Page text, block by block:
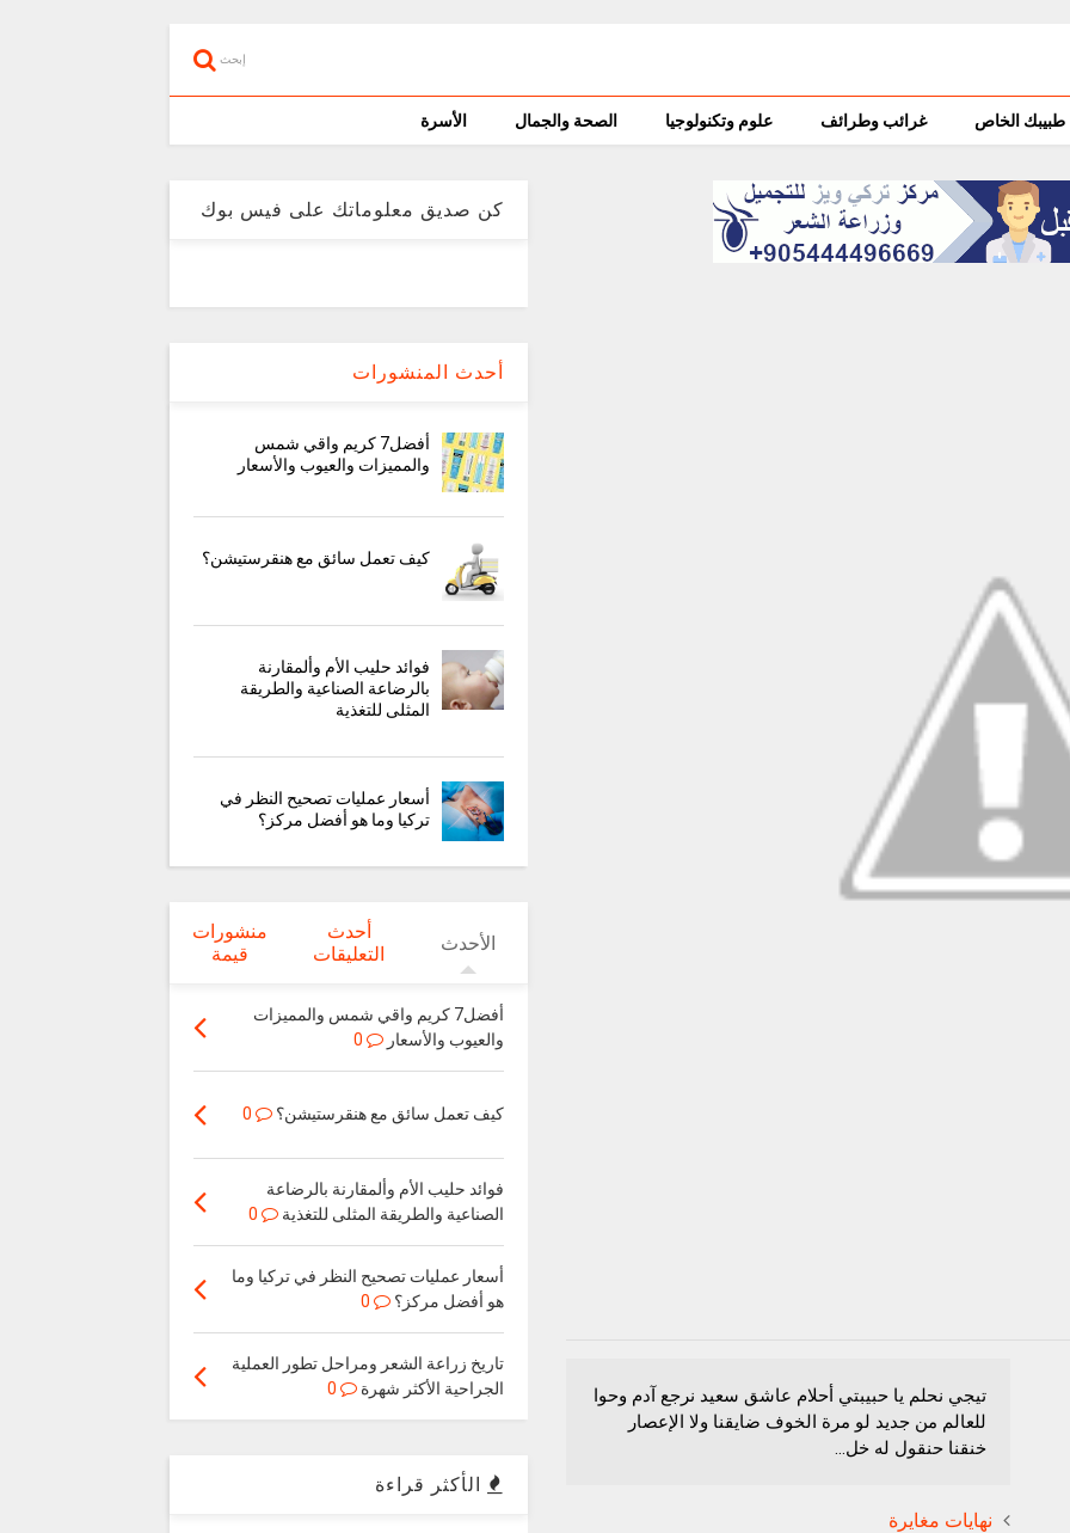
إبحث
طبيبك الخاص غرائب وطرائف علوم وتكنولوجيا الصحة والجمال الأسرة
تيجي نحلم يا حبيبتي أحلام عاشق سعيد نرجع آدم وحوا
للعالم من جديد لو مرة الخوف ضايقنا ولا الإعصار
خنقنا حنقول له خل...
نهايات مغايرة
كن صديق معلوماتك على فيس بوك
أحدث المنشورات
أفضل7 كريم واقي شمس
والمميزات والعيوب والأسعار
كيف تعمل سائق مع هنقرستيشن؟
فوائد حليب الأم وألمقارنة
بالرضاعة الصناعية والطريقة
المثلى للتغذية
أسعار عمليات تصحيح النظر في
تركيا وما هو أفضل مركز؟
الأحدث
أحدث
التعليقات
منشورات
قيمة
أفضل7 كريم واقي شمس والمميزات
والعيوب والأسعار
0
كيف تعمل سائق مع هنقرستيشن؟ 0
فوائد حليب الأم وألمقارنة بالرضاعة
الصناعية والطريقة المثلى للتغذية
0
أسعار عمليات تصحيح النظر في تركيا وما
هو أفضل مركز؟
0
تاريخ زراعة الشعر ومراحل تطور العملية
الجراحية الأكثر شهرة
0
الأكثر قراءة